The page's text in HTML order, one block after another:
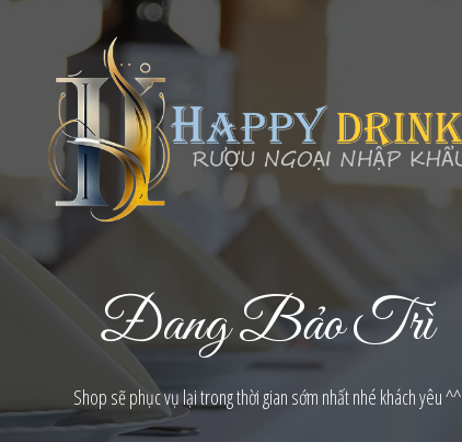
Đang Bảo Trì
Shop sẽ phục vụ lại trong thời gian sớm nhất nhé khách yêu ^^